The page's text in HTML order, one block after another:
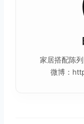
家居搭配陈
微博：